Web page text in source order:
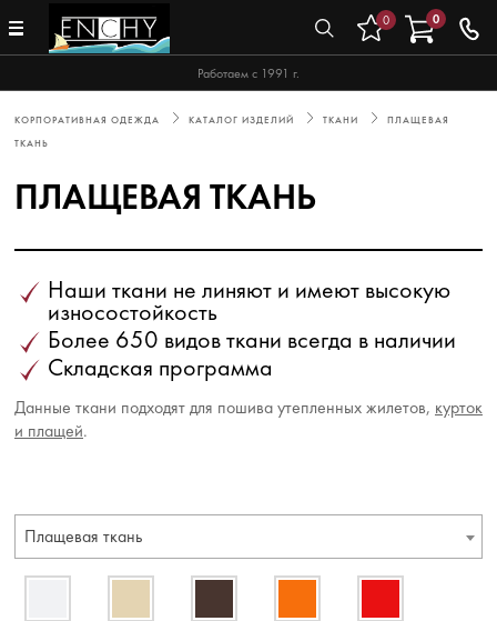
Работаем с 1991 г.
0 0
КОРПОРАТИВНАЯ ОДЕЖДА КАТАЛОГ ИЗДЕЛИЙ ТКАНИ
ПЛАЩЕВАЯ
ТКАНЬ
ПЛАЩЕВАЯ ТКАНЬ
Наши ткани не линяют и имеют высокую
износостойкость
Более 650 видов ткани всегда в наличии
Складская программа
Данные ткани подходят для пошива утепленных жилетов, курток
и плащей.
Плащевая ткань